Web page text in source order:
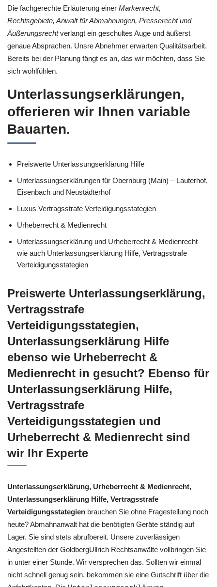
Die fachgerechte Erläuterung einer Markenrecht,
Rechtsgebiete, Anwalt für Abmahnungen, Presserecht und
Äußerungsrechtverlangt ein geschultes Auge und äußerst
genaue Absprachen. Unsre Abnehmer erwarten Qualitätsarbeit.
Bereits bei der Planung fängt es an, das wir möchten, dass Sie
sich wohlfühlen.
Unterlassungserklärungen,
offerieren wir Ihnen variable
Bauarten.
Preiswerte Unterlassungserklärung Hilfe
Unterlassungserklärungen für Obernburg (Main) – Lauterhof,
Eisenbach und Neustädterhof
Luxus Vertragsstrafe Verteidigungsstategien
Urheberrecht & Medienrecht
Unterlassungserklärung und Urheberrecht & Medienrecht
wie auch Unterlassungserklärung Hilfe, Vertragsstrafe
Verteidigungsstategien
Preiswerte Unterlassungserklärung,
Vertragsstrafe
Verteidigungsstategien,
Unterlassungserklärung Hilfe
ebenso wie Urheberrecht &
Medienrecht in gesucht? Ebenso für
Unterlassungserklärung Hilfe,
Vertragsstrafe
Verteidigungsstategien und
Urheberrecht & Medienrecht sind
wir Ihr Experte
Unterlassungserklärung, Urheberrecht & Medienrecht,
Unterlassungserklärung Hilfe, Vertragsstrafe
Verteidigungsstategien brauchen Sie ohne Fragestellung noch
heute? Abmahnanwalt hat die benötigten Geräte ständig auf
Lager. Sie sind stets abrufbereit. Unsere zuverlässigen
Angestellten der GoldbergUllrich Rechtsanwälte vollbringen Sie
in unter einer Stunde. Wir versprechen das. Sollten wir einmal
nicht schnell genug sein, bekommen sie eine Gutschrift über die